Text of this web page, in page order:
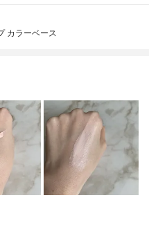
キシアパタイト、ポリメチルシ
キサン、フェノキシエタノー
カラーベース